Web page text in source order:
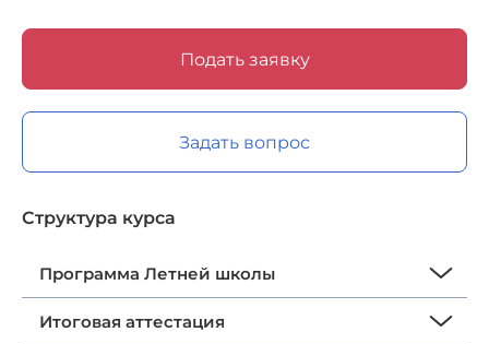
Подать заявку
Задать вопрос
Структура курса
Программа Летней школы
Итоговая аттестация